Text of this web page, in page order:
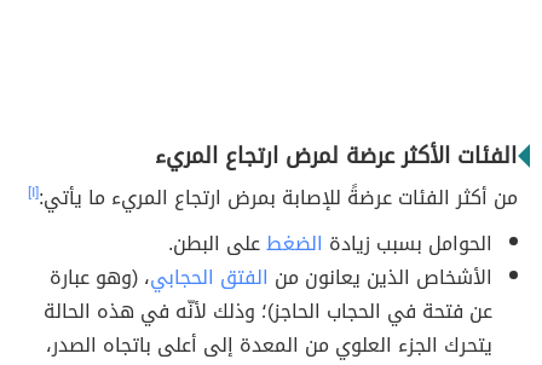
الفئات الأكثر عرضة لمرض ارتجاع المريء
من أكثر الفئات عرضةً للإصابة بمرض ارتجاع المريء ما يأتي:[١]
الحوامل بسبب زيادة الضغطعلى البطن.
الأشخاص الذين يعانون من الفتق الحجابي، (وهو عبارة
عن فتحة في الحجاب الحاجز)؛ وذلك لأنّه في هذه الحالة
يتحرك الجزء العلوي من المعدة إلى أعلى باتجاه الصدر،